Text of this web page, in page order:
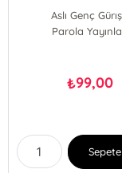
Aslı Genç
Parola
₺99,00